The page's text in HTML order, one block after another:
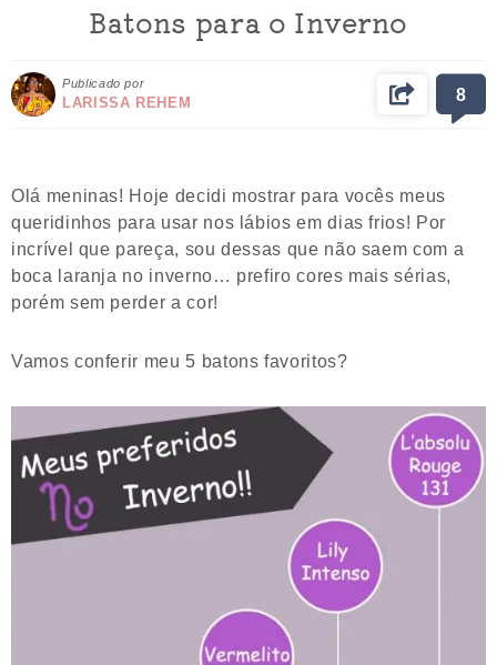
Batons para o Inverno
Publicado por
LARISSA REHEM 8
Olá meninas! Hoje decidi mostrar para vocês meus
queridinhos para usar nos lábios em dias frios! Por
incrível que pareça, sou dessas que não saem com a
boca laranja no inverno… prefiro cores mais sérias,
porém sem perder a cor!
Vamos conferir meu 5 batons favoritos?